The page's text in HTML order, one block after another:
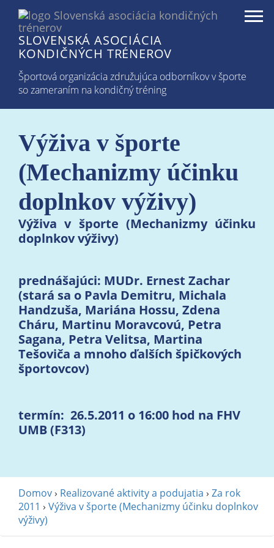
SLOVENSKÁ ASOCIÁCIA
KONDIČNÝCH TRÉNEROV
Športová organizácia združujúca odborníkov v športe
so zameraním na kondičný tréning
Výživa v športe
(Mechanizmy účinku
doplnkov výživy)
Výživa v športe (Mechanizmy účinku
doplnkov výživy)
prednášajúci: MUDr. Ernest Zachar
(stará sa o Pavla Demitru, Michala
Handzuša, Mariána Hossu, Zdena
Cháru, Martinu Moravcovú, Petra
Sagana, Petra Velitsa, Martina
Tešoviča a mnoho ďalších špičkových
športovcov)
termín: 26.5.2011 o 16:00 hod na FHV
UMB (F313)
Domov› Realizované aktivity a podujatia › Za rok
2011 › Výživa v športe (Mechanizmy účinku doplnkov
výživy)